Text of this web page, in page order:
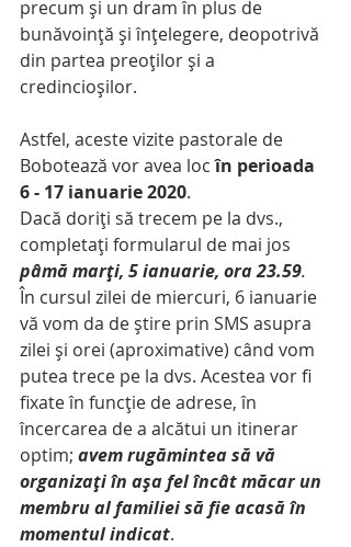
precum și un dram în plus de
bunăvoință și înțelegere, deopotrivă
din partea preoților și a
credincioșilor.
Astfel, aceste vizite pastorale de
Bobotează vor avea loc în perioada
6 - 17 ianuarie 2020.
Dacă doriți să trecem pe la dvs.,
completați formularul de mai jos
pâmă marți, 5 ianuarie, ora 23.59.
În cursul zilei de miercuri, 6 ianuarie
vă vom da de știre prin SMS asupra
zilei și orei (aproximative) când vom
putea trece pe la dvs. Acestea vor fi
fixate în funcție de adrese, în
încercarea de a alcătui un itinerar
optim; avem rugămintea să vă
organizați în așa fel încât măcar un
membru al familiei să fie acasă în
momentul indicat.